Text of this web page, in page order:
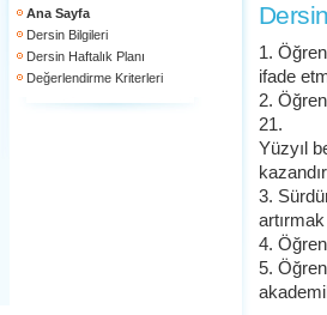
Ana Sayfa
Dersin Bilgileri
Dersin Haftalık Planı
Değerlendirme Kriterleri
1.
ifade
2.
21.
Yüzyıl
3.
artırmak
4.
5.